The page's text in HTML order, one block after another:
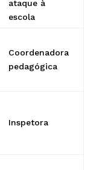
ataque à
escola
Coordenadora
pedagógica
Inspetora